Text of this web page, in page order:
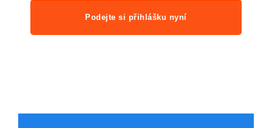
Podejte si přihlášku nyní